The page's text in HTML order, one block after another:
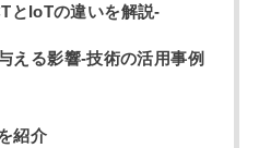
とIoTの違いを解説-
える影響-技術の活用事例
紹介